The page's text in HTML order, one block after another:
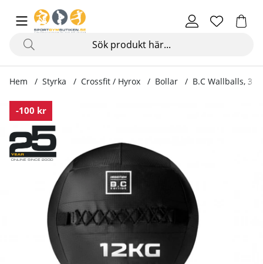
Hem Styrka Crossfit / Hyrox Bollar B.C Wallballs, 3 –
-100 kr
Produktbilder B.C Wallballs, 3 – 12 kg